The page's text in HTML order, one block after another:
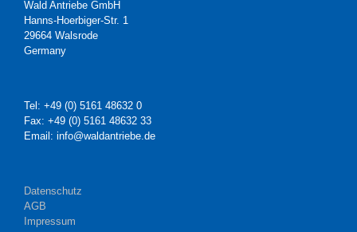
Wald Antriebe GmbH
Hanns-Hoerbiger-Str. 1
29664 Walsrode
Germany
Tel: +49 (0) 5161 48632 0
Fax: +49 (0) 5161 48632 33
Email: info@waldantriebe.de
Datenschutz
AGB
Impressum